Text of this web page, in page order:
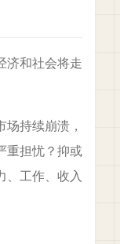
济和社会将走
持续崩溃，
重担忧？抑或
、工作、收入